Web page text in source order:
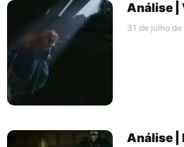
Análise |
31 de julho
Análise |